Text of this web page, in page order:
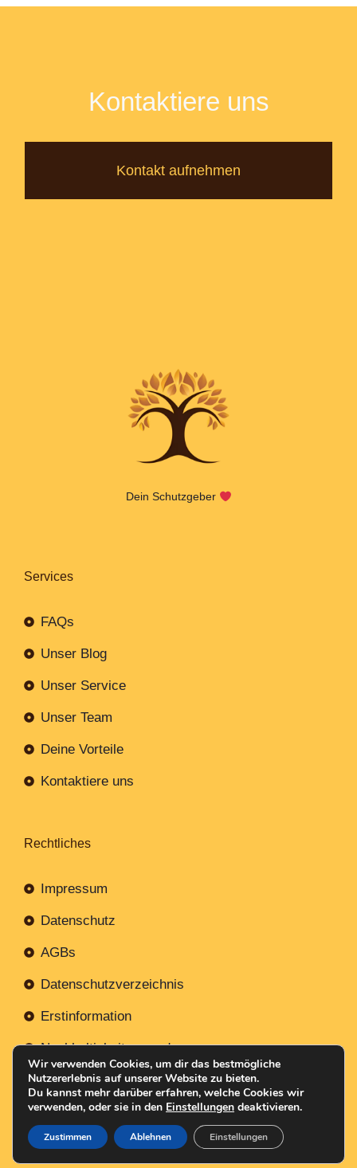
Kontaktiere uns
Kontakt aufnehmen
Dein Schutzgeber
Services
FAQs
Unser Blog
Unser Service
Unser Team
Deine Vorteile
Kontaktiere uns
Rechtliches
Impressum
Datenschutz
AGBs
Datenschutzverzeichnis
Erstinformation
Nachhaltigkeitsverordnung
Mit Erstellt NR-Webservices.de© 2026
Wir verwenden Cookies, um dir das bestmögliche
Nutzererlebnis auf unserer Website zu bieten.
Du kannst mehr darüber erfahren, welche Cookies wir
verwenden, oder sie in den Einstellungen deaktivieren.
Zustimmen Ablehnen Einstellungen